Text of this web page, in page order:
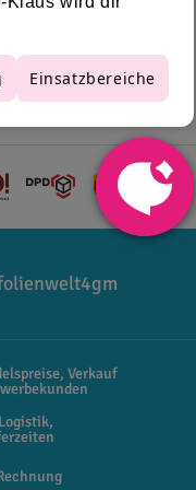
Sie
zu Ihnen
Verkauf